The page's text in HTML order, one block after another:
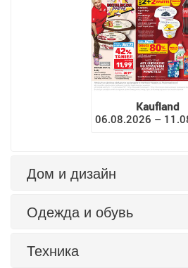
Kaufland
06.08.2026 –
Дом и дизайн
Одежда и обувь
Техника